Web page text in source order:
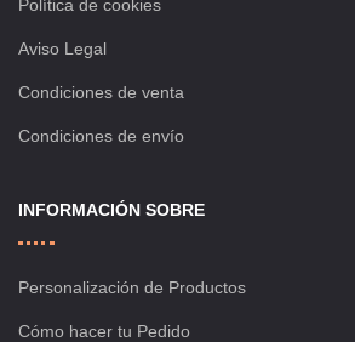
Política de cookies
Aviso Legal
Condiciones de venta
Condiciones de envío
INFORMACIÓN SOBRE
Personalización de Productos
Cómo hacer tu Pedido